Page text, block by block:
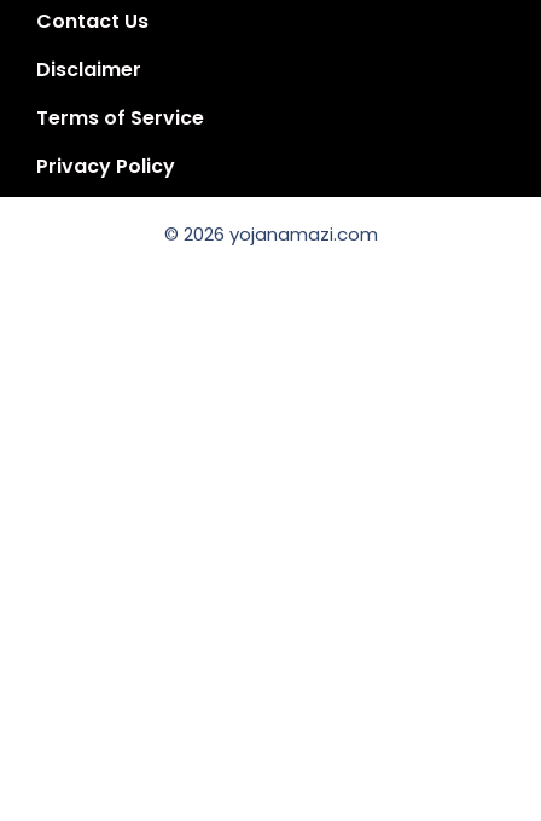
Contact Us
Disclaimer
Terms of Service
Privacy Policy
© 2026 yojanamazi.com